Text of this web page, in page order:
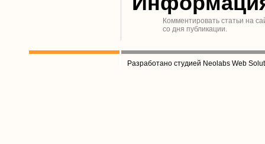
Комментировать статьи на
со дня публикации.
Разработано студией Neolabs Web